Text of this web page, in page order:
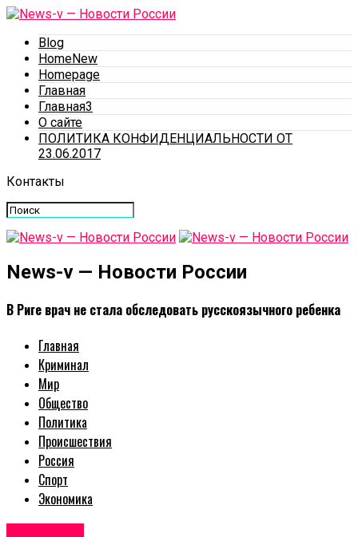
Blog
HomeNew
Homepage
Главная
Главная3
О сайте
ПОЛИТИКА КОНФИДЕНЦИАЛЬНОСТИ ОТ
23.06.2017
Контакты
News-v — Новости России
В Риге врач не стала обследовать русскоязычного ребенка
Главная
Криминал
Мир
Общество
Политика
Происшествия
Россия
Спорт
Экономика